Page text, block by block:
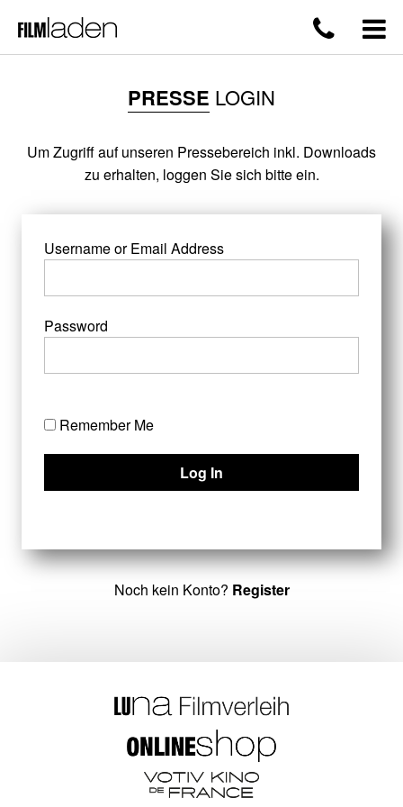
PRESSE LOGIN
Um Zugriff auf unseren Pressebereich inkl. Downloads
zu erhalten, loggen Sie sich bitte ein.
Username or Email Address
Password
Remember Me
Noch kein Konto? Register